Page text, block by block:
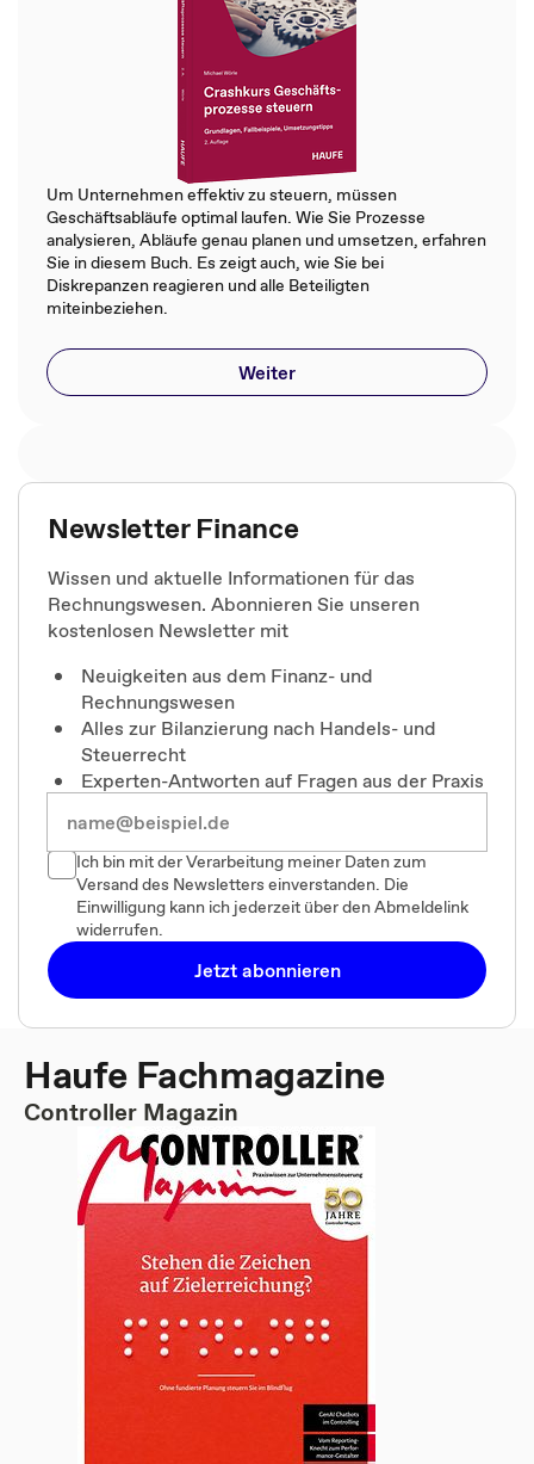
Um Unternehmen effektiv zu steuern, müssen
Geschäftsabläufe optimal laufen. Wie Sie Prozesse
analysieren, Abläufe genau planen und umsetzen, erfahren
Sie in diesem Buch. Es zeigt auch, wie Sie bei
Diskrepanzen reagieren und alle Beteiligten
miteinbeziehen.
Weiter
Newsletter Finance
Wissen und aktuelle Informationen für das
Rechnungswesen. Abonnieren Sie unseren
kostenlosen Newsletter mit
Neuigkeiten aus dem Finanz- und
Rechnungswesen
Alles zur Bilanzierung nach Handels- und
Steuerrecht
Experten-Antworten auf Fragen aus der Praxis
Ich bin mit der Verarbeitung meiner Daten zum
Versand des Newsletters einverstanden. Die
Einwilligung kann ich jederzeit über den Abmeldelink
widerrufen.
Jetzt abonnieren
Haufe Fachmagazine
Controller Magazin